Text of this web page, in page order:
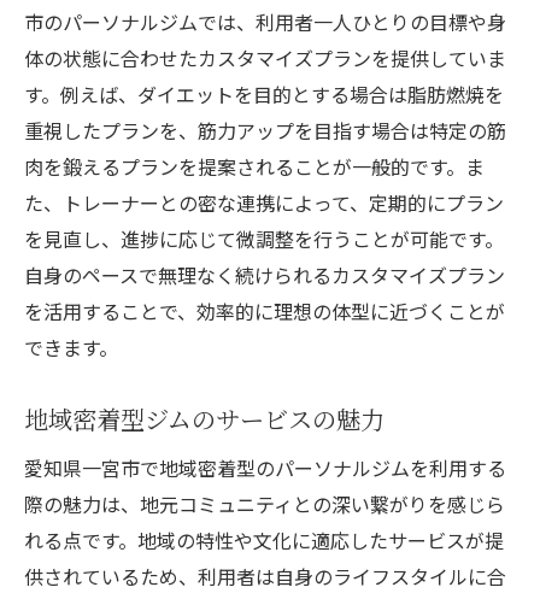
最新のトレーニング機器と技術の導入
地元のジムで持続可能な健康習慣を身につ
ける
リピーターが多い人気ジムの特徴
市のパーソナルジムでは、利用者一人ひとりの目標や身
体の状態に合わせたカスタマイズプランを提供していま
す。例えば、ダイエットを目的とする場合は脂肪燃焼を
重視したプランを、筋力アップを目指す場合は特定の筋
肉を鍛えるプランを提案されることが一般的です。ま
た、トレーナーとの密な連携によって、定期的にプラン
を見直し、進捗に応じて微調整を行うことが可能です。
自身のペースで無理なく続けられるカスタマイズプラン
を活用することで、効率的に理想の体型に近づくことが
できます。
地域密着型ジムのサービスの魅力
愛知県一宮市で地域密着型のパーソナルジムを利用する
際の魅力は、地元コミュニティとの深い繋がりを感じら
れる点です。地域の特性や文化に適応したサービスが提
供されているため、利用者は自身のライフスタイルに合